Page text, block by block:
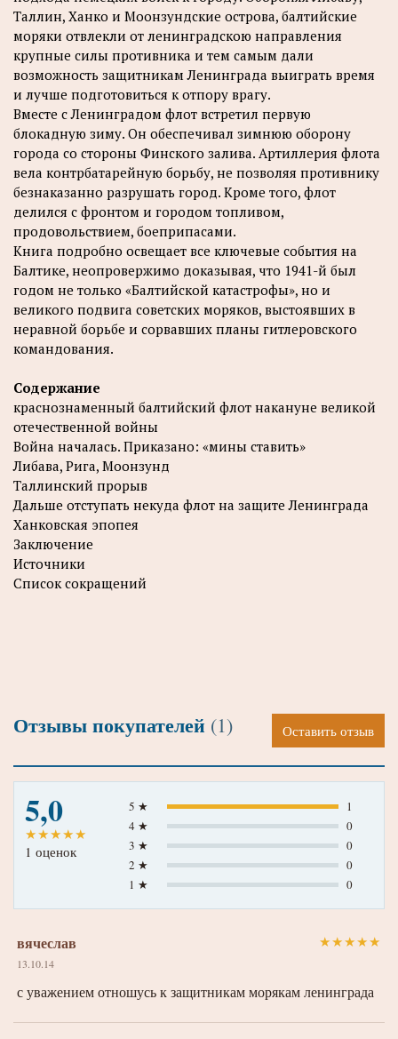
Таллин, Ханко и Моонзундские острова, балтийские
моряки отвлекли от ленинградскою направления
крупные силы противника и тем самым дали
возможность защитникам Ленинграда выиграть время
и лучше подготовиться к отпору врагу.
Вместе с Ленинградом флот встретил первую
блокадную зиму. Он обеспечивал зимнюю оборону
города со стороны Финского залива. Артиллерия флота
вела контрбатарейную борьбу, не позволяя противнику
безнаказанно разрушать город. Кроме того, флот
делился с фронтом и городом топливом,
продовольствием, боеприпасами.
Книга подробно освещает все ключевые события на
Балтике, неопровержимо доказывая, что 1941-й был
годом не только «Балтийской катастрофы», но и
великого подвига советских моряков, выстоявших в
неравной борьбе и сорвавших планы гитлеровского
командования.
Содержание
краснознаменный балтийский флот накануне великой
отечественной войны
Война началась. Приказано: «мины ставить»
Либава, Рига, Моонзунд
Таллинский прорыв
Дальше отступать некуда флот на защите Ленинграда
Ханковская эпопея
Заключение
Источники
Список сокращений
Отзывы покупателей (1) Оставить отзыв
5,0
★★★★★
1 оценок
5 ★
1
4 ★
0
3 ★
0
2 ★
0
1 ★
0
вячеслав
13.10.14
★★★★★
с уважением отношусь к защитникам морякам ленинграда